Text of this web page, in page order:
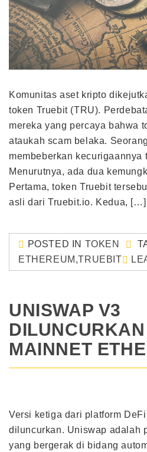
Komunitas aset kripto
token Truebit (TRU).
mereka yang percaya bahwa
ataukah scam belaka.
membeberkan kecurigaannya
Menurutnya, ada dua
Pertama, token Truebit
asli dari Truebit.io. Kedua, […]
POSTED IN TOKEN
ETHEREUM ,TRUEBIT
UNISWAP V3
MAINNET
Versi ketiga dari platform
diluncurkan. Uniswap adalah
yang bergerak di bidang